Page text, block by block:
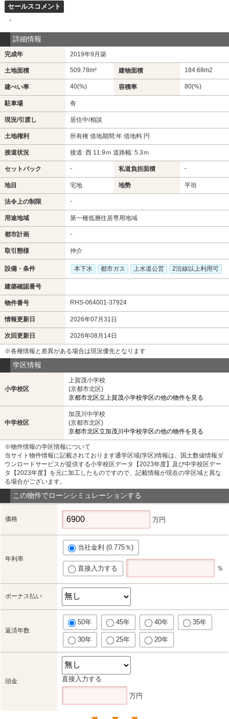
セールスコメント
-
詳細情報
完成年 2019年9月築
土地面積 509.78m² 建物面積 184.68m2
建ぺい率 40(%) 容積率 80(%)
駐車場 有
現況/引渡し 居住中/相談
土地権利 所有権 借地期間:年 借地料:円
接道状況 接道: 西 11.9ｍ 道路幅: 5.3ｍ
セットバック - 私道負担面積 -
地目 宅地 地勢 平坦
法令上の制限 -
用途地域 第一種低層住居専用地域
都市計画 -
取引態様 仲介
設備・条件 本下水 都市ガス 上水道公営 2沿線以上利用可
建築確認番号
物件番号 RHS-064001-37924
情報更新日 2026年07月31日
次回更新日 2026年08月14日
※各種情報と差異がある場合は現況優先となります
学区情報
小学校区
上賀茂小学校
(京都市北区)
京都市北区立上賀茂小学校学区の他の物件を見る
中学校区
加茂川中学校
(京都市北区)
京都市北区立加茂川中学校学区の他の物件を見る
※物件情報の学区情報について
当サイト物件情報に記載されております通学区域(学区)情報は、国土数値情報ダ
ウンロードサービスが提供する小学校区データ【2023年度】及び中学校区デー
タ【2023年度】を元に加工したものですので、記載情報が現在の学区域と異な
る場合がございます。
この物件でローンシミュレーションする
価格 万円
年利率
当社金利 (0.775％)
直接入力する ％
ボーナス払い
返済年数
50年 45年 40年 35年
30年 25年 20年
頭金 直接入力する
万円